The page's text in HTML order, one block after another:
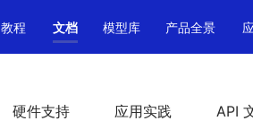
教程 文档 模型库 产品全景
硬件支持 应用实践 API